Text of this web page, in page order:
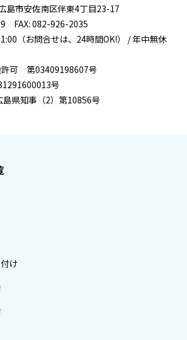
島市安佐南区伴東4丁目23-17
FAX: 082-926-2035
（お問合せは、24時間OK!） / 年中無休
許可 第03409198607号
号
県知事（2）第10856号
け